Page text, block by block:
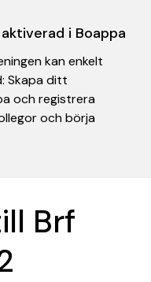
i Boappa
kan enkelt
Skapa ditt
och registrera
och börja
Brf